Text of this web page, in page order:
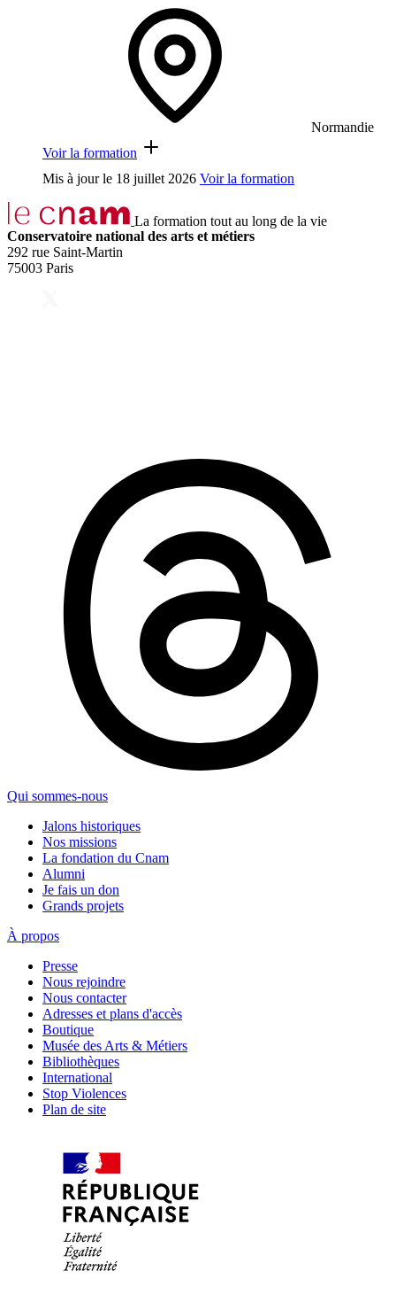
Normandie
Voir la formation
Mis à jour le 18 juillet 2026 Voir la formation
La formation tout au long de la vie
Conservatoire national des arts et métiers
292 rue Saint-Martin
75003 Paris
Qui sommes-nous
Jalons historiques
Nos missions
La fondation du Cnam
Alumni
Je fais un don
Grands projets
À propos
Presse
Nous rejoindre
Nous contacter
Adresses et plans d'accès
Boutique
Musée des Arts & Métiers
Bibliothèques
International
Stop Violences
Plan de site